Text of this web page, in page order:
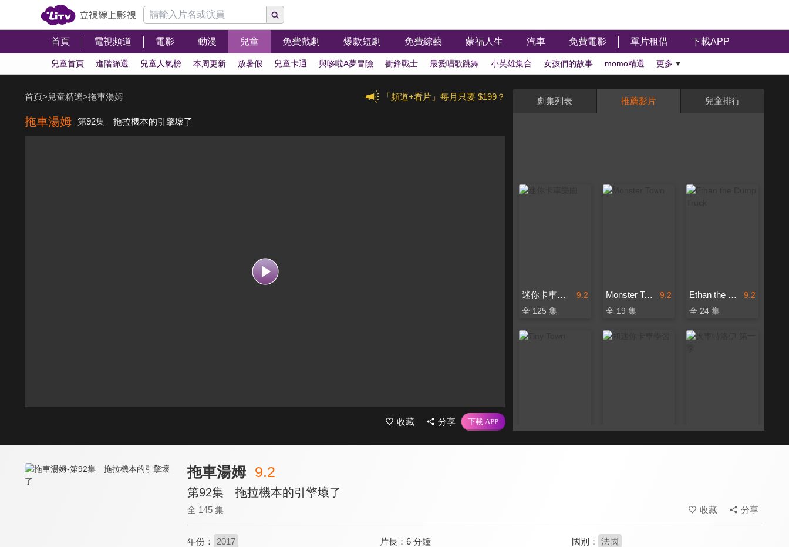
首頁 電視頻道 電影 動漫 兒童 免費戲劇 爆款短劇 免費綜藝 蒙福人生 汽車 免費電影 單片租借 下載APP
兒童首頁 進階篩選 兒童人氣榜 本周更新 放暑假 兒童卡通 與哆啦A夢冒險 衝鋒戰士 最愛唱歌跳舞 小英雄集合 女孩們的故事 momo精選 更多
「頻道+看片」每月只要 $199？
首頁>兒童精選>拖車湯姆
拖車湯姆 第92集 拖拉機本的引擎壞了
收藏 分享
劇集列表 推薦影片 兒童排行
9.2
迷你卡車樂園
全 125 集
9.2
Monster Town
全 19 集
9.2
Ethan the Dump Truck
全 24 集
拖車湯姆 9.2
第92集 拖拉機本的引擎壞了
全 145 集 收藏 分享
年份： 2017 片長： 6 分鐘 國別： 法國